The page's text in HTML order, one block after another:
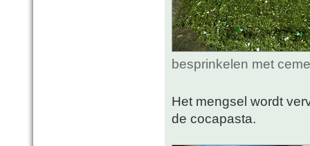
besprinkelen met
Het mengsel wordt
de cocapasta.